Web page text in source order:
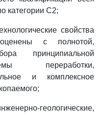
категории C2;
свойства
с полнотой,
принципиальной
переработки,
и комплексное
геологические,